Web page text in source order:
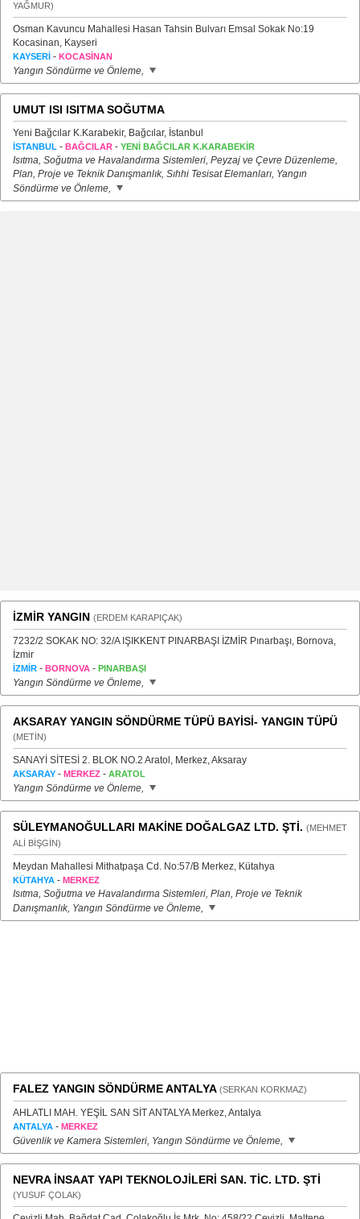
YAĞMUR)
Osman Kavuncu Mahallesi Hasan Tahsin Bulvarı Emsal Sokak No:19
Kocasinan, Kayseri
KAYSERİ - KOCASİNAN
Yangın Söndürme ve Önleme,
UMUT ISI ISITMA SOĞUTMA
Yeni Bağcılar K.Karabekir, Bağcılar, İstanbul
İSTANBUL - BAĞCILAR - YENİ BAĞCILAR K.KARABEKİR
Isıtma, Soğutma ve Havalandırma Sistemleri, Peyzaj ve Çevre Düzenleme,
Plan, Proje ve Teknik Danışmanlık, Sıhhi Tesisat Elemanları, Yangın
Söndürme ve Önleme,
İZMİR YANGIN (ERDEM KARAPIÇAK)
7232/2 SOKAK NO: 32/A IŞIKKENT PINARBAŞI İZMİR Pınarbaşı, Bornova,
İzmir
İZMİR - BORNOVA - PINARBAŞI
Yangın Söndürme ve Önleme,
AKSARAY YANGIN SÖNDÜRME TÜPÜ BAYİSİ- YANGIN TÜPÜ
(METİN)
SANAYİ SİTESİ 2. BLOK NO.2 Aratol, Merkez, Aksaray
AKSARAY - MERKEZ - ARATOL
Yangın Söndürme ve Önleme,
SÜLEYMANOĞULLARI MAKİNE DOĞALGAZ LTD. ŞTİ. (MEHMET
ALİ BİŞGİN)
Meydan Mahallesi Mithatpaşa Cd. No:57/B Merkez, Kütahya
KÜTAHYA - MERKEZ
Isıtma, Soğutma ve Havalandırma Sistemleri, Plan, Proje ve Teknik
Danışmanlık, Yangın Söndürme ve Önleme,
FALEZ YANGIN SÖNDÜRME ANTALYA (SERKAN KORKMAZ)
AHLATLI MAH. YEŞİL SAN SİT ANTALYA Merkez, Antalya
ANTALYA - MERKEZ
Güvenlik ve Kamera Sistemleri, Yangın Söndürme ve Önleme,
NEVRA İNSAAT YAPI TEKNOLOJİLERİ SAN. TİC. LTD. ŞTİ
(YUSUF ÇOLAK)